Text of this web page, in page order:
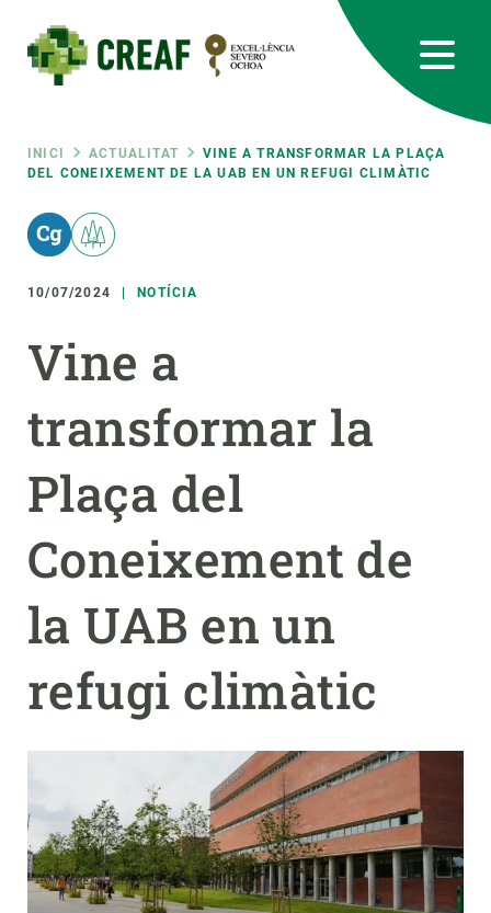
contingut
Fil
d'ariadna
INICI ACTUALITAT
VINE A TRANSFORMAR LA PLAÇA
DEL CONEIXEMENT DE LA UAB EN UN REFUGI CLIMÀTIC
10/07/2024 NOTÍCIA
Vine a
transformar la
Plaça del
Coneixement de
la UAB en un
refugi climàtic
RRSS
Featured
responsive
INTRANET
Responsive
menu
CIÈNCIA EN ACCIÓ
UNEIX-TE A NOSALTRES
PARTICIPA